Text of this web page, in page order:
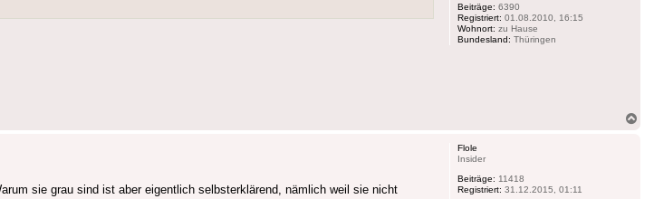
Beiträge: 6390
Registriert: 01.08.2010, 16:15
Wohnort: zu Hause
Bundesland: Thüringen
Flole
Insider
Beiträge: 11418
Registriert: 31.12.2015, 01:11
sie grau sind ist aber eigentlich selbsterklärend, nämlich weil sie nicht